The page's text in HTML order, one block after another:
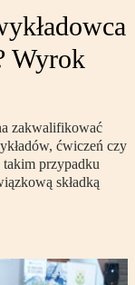
Wyrok
zakwalifikować
ćwiczeń czy
przypadku
składką